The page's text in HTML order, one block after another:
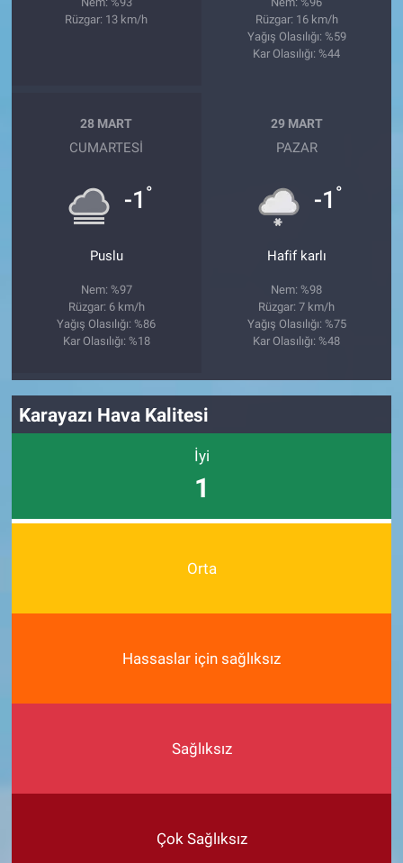
Rüzgar: 13 km/h
Rüzgar: 16 km/h
Yağış Olasılığı: %59
Kar Olasılığı: %44
28 MART
CUMARTESI
-1 °
Puslu
Nem: %97
Rüzgar: 6 km/h
Yağış Olasılığı: %86
Kar Olasılığı: %18
29 MART
PAZAR
-1 °
Hafif karlı
Nem: %98
Rüzgar: 7 km/h
Yağış Olasılığı: %75
Kar Olasılığı: %48
Karayazı Hava Kalitesi
İyi
1
Orta
Hassaslar için sağlıksız
Sağlıksız
Çok Sağlıksız